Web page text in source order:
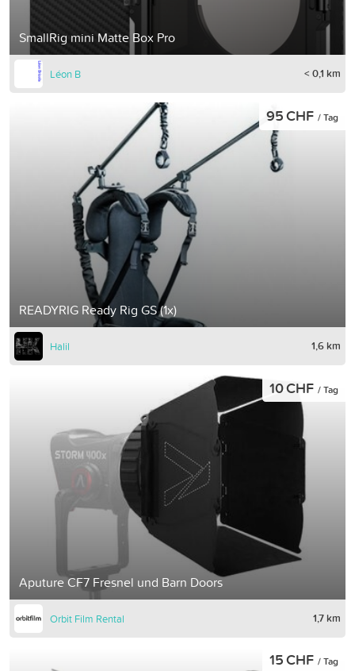
SmallRig mini Matte Box Pro
Léon B < 0,1 km
READYRIG Ready Rig GS (1x)
95 CHF / Tag
Halil 1,6 km
Aputure CF7 Fresnel und Barn Doors
10 CHF / Tag
Orbit Film Rental 1,7 km
15 CHF / Tag